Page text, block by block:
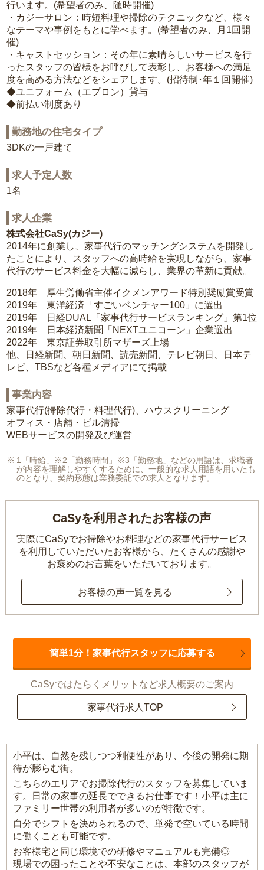
行います。(希望者のみ、随時開催)
・カジーサロン：時短料理や掃除のテクニックなど、様々
なテーマや事例をもとに学べます。(希望者のみ、月1回開
催)
・キャストセッション：その年に素晴らしいサービスを行
ったスタッフの皆様をお呼びして表彰し、お客様への満足
度を高める方法などをシェアします。(招待制･年１回開催)
◆ユニフォーム（エプロン）貸与
◆前払い制度あり
勤務地の住宅タイプ
3DKの一戸建て
求人予定人数
1名
求人企業
株式会社CaSy(カジー)
2014年に創業し、家事代行のマッチングシステムを開発し
たことにより、スタッフへの高時給を実現しながら、家事
代行のサービス料金を大幅に減らし、業界の革新に貢献。
2018年 厚生労働省主催イクメンアワード特別奨励賞受賞
2019年 東洋経済「すごいベンチャー100」に選出
2019年 日経DUAL「家事代行サービスランキング」第1位
2019年 日本経済新聞「NEXTユニコーン」企業選出
2022年 東京証券取引所マザーズ上場
他、日経新聞、朝日新聞、読売新聞、テレビ朝日、日本テ
レビ、TBSなど各種メディアにて掲載
事業内容
家事代行(掃除代行・料理代行)、ハウスクリーニング
オフィス・店舗・ビル清掃
WEBサービスの開発及び運営
1「時給」※2「勤務時間」※3「勤務地」などの用語は、求職者
が内容を理解しやすくするために、一般的な求人用語を用いたも
のとなり、契約形態は業務委託での求人となります。
CaSyを利用されたお客様の声
実際にCaSyでお掃除やお料理などの家事代行サービス
を利用していただいたお客様から、 たくさんの感謝や
お褒めのお言葉をいただいております。
お客様の声一覧を見る
簡単1分！家事代行スタッフに応募する
CaSyではたらくメリットなど求人概要のご案内
家事代行求人TOP
小平は、自然を残しつつ利便性があり、今後の開発に期
待が膨らむ街。
こちらのエリアでお掃除代行のスタッフを募集していま
す。日常の家事の延長でできるお仕事です！小平は主に
ファミリー世帯の利用者が多いのが特徴です。
自分でシフトを決められるので、単発で空いている時間
に働くことも可能です。
お客様宅と同じ環境での研修やマニュアルも完備◎
現場での困ったことや不安なことは、本部のスタッフが